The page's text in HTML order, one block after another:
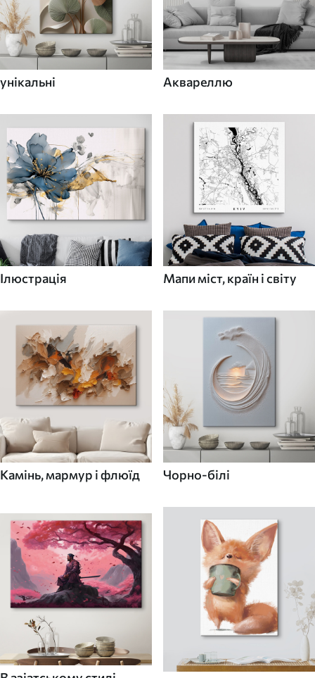
унікальні Аквареллю
Ілюстрація Мапи міст, країн і світу
Камінь, мармур і флюїд Чорно-білі